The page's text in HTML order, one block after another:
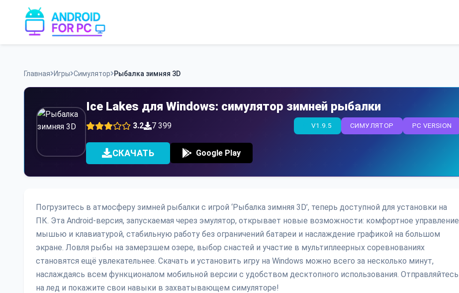
content
Главная Игры Симулятор Рыбалка зимняя 3D
Ice Lakes для Windows: симулятор зимней рыбалки
3.2 7 399 PC VERSION
СИМУЛЯТОР
V1.9.5
СКАЧАТЬ Google Play
Погрузитесь в атмосферу зимней рыбалки с игрой ‘Рыбалка зимняя 3D’, теперь доступной для установки на
ПК. Эта Android-версия, запускаемая через эмулятор, открывает новые возможности: комфортное управление
мышью и клавиатурой, стабильную работу без ограничений батареи и наслаждение графикой на большом
экране. Ловля рыбы на замерзшем озере, выбор снастей и участие в мультиплеерных соревнованиях
становятся ещё увлекательнее. Скачать и установить игру на Windows можно всего за несколько минут,
наслаждаясь всем функционалом мобильной версии с удобством десктопного использования. Отправляйтесь
на лед и покажите свои навыки в захватывающем симуляторе!